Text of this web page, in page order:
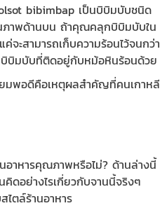
bibimbap เป็นบิบิมบับชนิด
ภาพด้านบน ถ้าคุณคลุกบิบิมบับใน
ะสามารถเก็บความร้อนไว้จนกว่า
บิมบับที่ติดอยู่กับหม้อหินร้อนด้วย
มพอดีคือเหตุผลสำคัญที่คนเกาหลี
าหารคุณภาพหรือไม่? ด้านล่างนี้
ดอย่างไรเกี่ยวกับจานนี้จริงๆ
ไตล์ร้านอาหาร